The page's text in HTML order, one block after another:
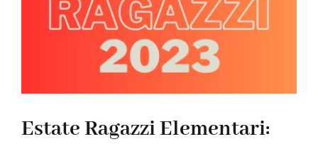
Estate Ragazzi Elementari: